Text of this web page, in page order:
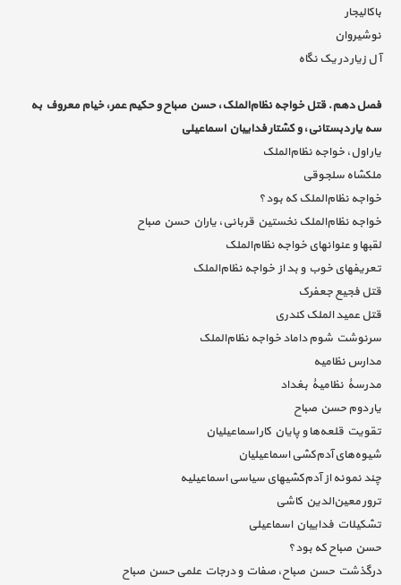
باکالیجار
نوشیروان
آل زیار در یک نگاه
فصل دهم. قتل خواجه نظام‌الملک، حسن صباح و حکیم عمر، خیام معروف به
سه یار دبستانی، و کشتار فداییان اسماعیلی
یار اول، خواجه نظام‌الملک
ملکشاه سلجوقی
خواجه نظام‌الملک که بود؟
خواجه نظام‌الملک نخستین قربانی، یاران حسن صباح
لقبها و عنوانهای خواجه نظام‌الملک
تعریفهای خوب و بد از خواجه نظام‌الملک
قتل فجیع جعفرک
قتل عمید الملک کندری
سرنوشت شوم داماد خواجه نظام‌الملک
مدارس نظامیه
مدرسۀ نظامیۀ بغداد
یار دوم حسن صباح
تقویت قلعه‌ها و پایان کار اسماعیلیان
شیوه‌های آدم‌کشی اسماعیلیان
چند نمونه از آدم‌کشیهای سیاسی اسماعیلیه
ترور معین‌الدین کاشی
تشکیلات فداییان اسماعیلی
حسن صباح که بود؟
درگذشت حسن صباح، صفات و درجات علمی حسن صباح